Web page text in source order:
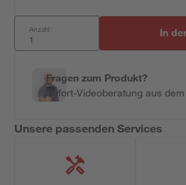
Anzahl: In
Fragen zum Produkt?
Sofort-Videoberatung aus
Unsere passenden Services